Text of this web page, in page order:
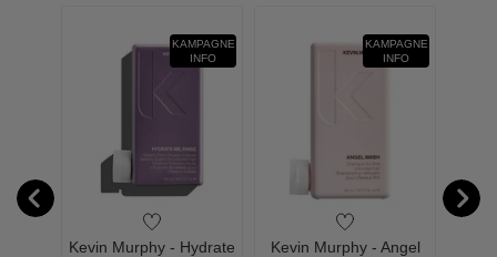
KAMPAGNE
INFO
Kevin Murphy - Hydrate
KAMPAGNE
INFO
Kevin Murphy - Angel